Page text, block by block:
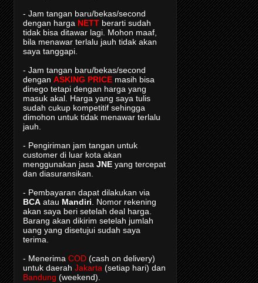
- Jam tangan baru/bekas/second
dengan harga NETT berarti sudah
tidak bisa ditawar lagi. Mohon maaf,
bila menawar terlalu jauh tidak akan
saya tanggapi.
- Jam tangan baru/bekas/second
dengan ASKING PRICE masih bisa
dinego tetapi dengan harga yang
masuk akal. Harga yang saya tulis
sudah cukup kompetitif sehingga
dimohon untuk tidak menawar terlalu
jauh.
- Pengiriman jam tangan untuk
customer di luar kota akan
menggunakan jasa JNE yang tercepat
dan diasuransikan.
- Pembayaran dapat dilakukan via
BCA atau Mandiri . Nomor rekening
akan saya beri setelah deal harga.
Barang akan dikirim setelah jumlah
uang yang disetujui sudah saya
terima.
- Menerima COD (cash on delivery)
untuk daerah Jakarta (setiap hari) dan
Bandung (weekend).